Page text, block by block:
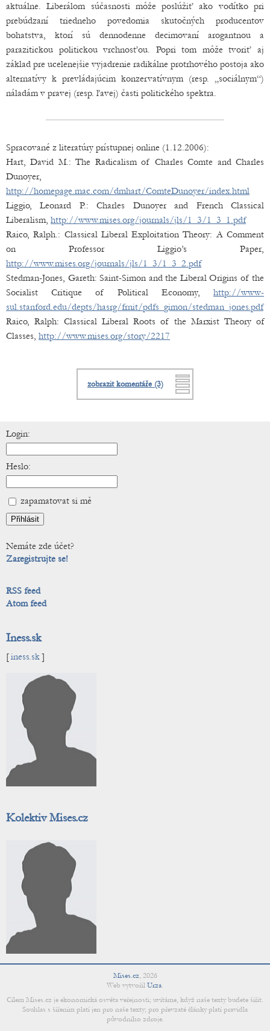
aktuálne. Liberálom súčasnosti môže poslúžiť ako vodítko pri
prebúdzaní triedneho povedomia skutočných producentov
bohatstva, ktorí sú dennodenne decimovaní arogantnou a
parazitickou politickou vrchnosťou. Popri tom môže tvoriť aj
základ pre ucelenejšie vyjadrenie radikálne protrhového postoja ako
alternatívy k prevládajúcim konzervatívnym (resp. „sociálnym“)
náladám v pravej (resp. ľavej) časti politického spektra.
Spracované z literatúry prístupnej online (1.12.2006):
Hart, David M.: The Radicalism of Charles Comte and Charles
Dunoyer,
http://homepage.mac.com/dmhart/ComteDunoyer/index.html
Liggio, Leonard P.: Charles Dunoyer and French Classical
Liberalism, http://www.mises.org/journals/jls/1_3/1_3_1.pdf
Raico, Ralph.: Classical Liberal Exploitation Theory: A Comment
on Professor Liggio’s Paper,
http://www.mises.org/journals/jls/1_3/1_3_2.pdf
Stedman-Jones, Gareth: Saint-Simon and the Liberal Origins of the
Socialist Critique of Political Economy, http://www-
sul.stanford.edu/depts/hasrg/frnit/pdfs_gimon/stedman_jones.pdf
Raico, Ralph: Classical Liberal Roots of the Marxist Theory of
Classes, http://www.mises.org/story/2217
zobrazit komentáře (3)
Login:
Heslo:
zapamatovat si mě
Nemáte zde účet?
Zaregistrujte se!
RSS feed
Atom feed
Iness.sk
[iness.sk]
Kolektiv Mises.cz
Mises.cz, 2026
Web vytvořil Urza.
Cílem Mises.cz je ekonomická osvěta veřejnosti; uvítáme, když naše texty budete šířit.
Souhlas s šířením platí jen pro naše texty; pro převzaté články platí pravidla
původního zdroje.